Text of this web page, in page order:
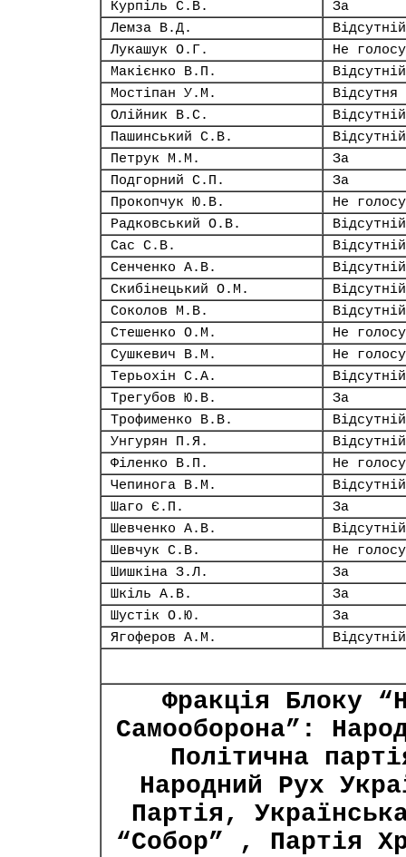
Курпіль С.В.
За
Лемза В.Д.
Відсутній
Лукашук О.Г.
Не
Макієнко В.П.
Відсутній
Мостіпан У.М.
Відсутня
Олійник В.С.
Відсутній
Пашинський С.В.
Відсутній
Петрук М.М.
За
Подгорний С.П.
За
Прокопчук Ю.В.
Не
Радковський О.В.
Відсутній
Сас С.В.
Відсутній
Сенченко А.В.
Відсутній
Скибінецький О.М.
Відсутній
Соколов М.В.
Відсутній
Стешенко О.М.
Не
Сушкевич В.М.
Не
Терьохін С.А.
Відсутній
Трегубов Ю.В.
За
Трофименко В.В.
Відсутній
Унгурян П.Я.
Відсутній
Філенко В.П.
Не
Чепинога В.М.
Відсутній
Шаго Є.П.
За
Шевченко А.В.
Відсутній
Шевчук С.В.
Не
Шишкіна З.Л.
За
Шкіль А.В.
За
Шустік О.Ю.
За
Ягоферов А.М.
Відсутній
Фракція Блоку
Самооборона”:
Політична
Народний Рух
Партія,
“Собор” , Партія